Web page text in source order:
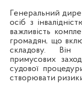
Генеральний
осіб з
важливість
громадян, що
складову. Він
примусових
судової
створювати